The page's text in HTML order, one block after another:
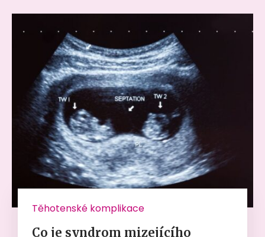
Těhotenské komplikace
Co je syndrom mizejícího